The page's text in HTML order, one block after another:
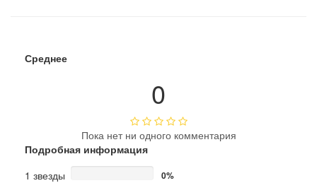
Среднее
0
Пока нет ни одного комментария
Подробная информация
1 звезды
0%